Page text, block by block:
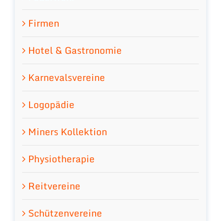
Firmen
Hotel & Gastronomie
Karnevalsvereine
Logopädie
Miners Kollektion
Physiotherapie
Reitvereine
Schützenvereine